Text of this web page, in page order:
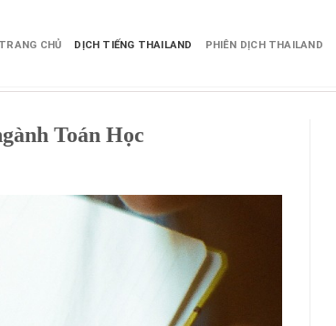
TRANG CHỦ DỊCH TIẾNG THAILAND PHIÊN DỊCH THAILAND
Toán Học